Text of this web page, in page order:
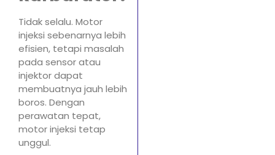
Tidak selalu. Motor
injeksi sebenarnya lebih
efisien, tetapi masalah
pada sensor atau
injektor dapat
membuatnya jauh lebih
boros. Dengan
perawatan tepat,
motor injeksi tetap
unggul.